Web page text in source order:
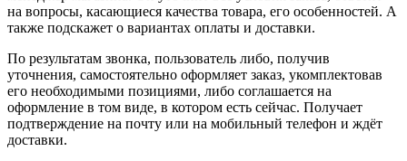
на вопросы, касающиеся качества товара, его особенностей. А
также подскажет о вариантах оплаты и доставки.
По результатам звонка, пользователь либо, получив
уточнения, самостоятельно оформляет заказ, укомплектовав
его необходимыми позициями, либо соглашается на
оформление в том виде, в котором есть сейчас. Получает
подтверждение на почту или на мобильный телефон и ждёт
доставки.